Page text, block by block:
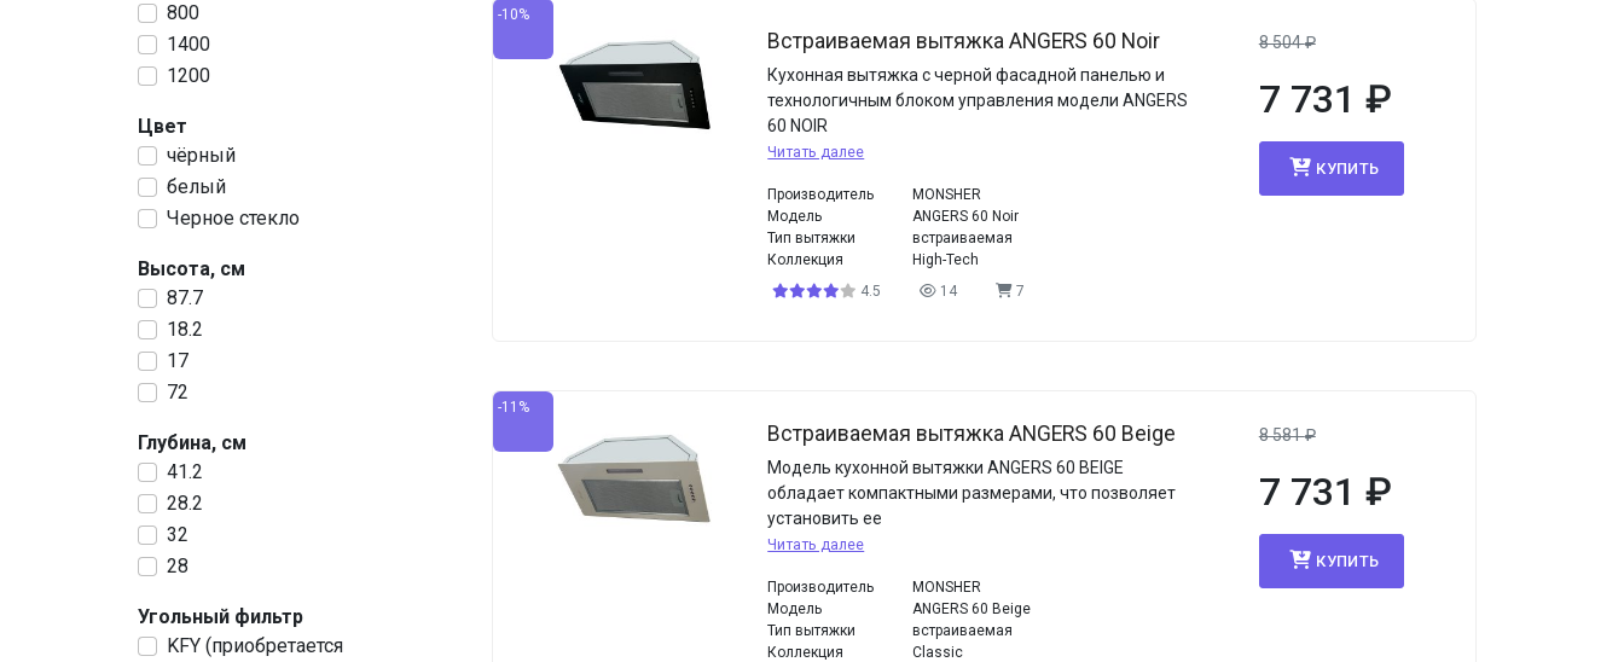
800
1400
1200
Цвет
чёрный
белый
Черное стекло
Высота, см
87.7
18.2
17
72
Глубина, см
41.2
28.2
32
28
Угольный фильтр
KFY (приобретается
-10%
Встраиваемая вытяжка ANGERS 60 Noir
Кухонная вытяжка с черной фасадной панелью и
технологичным блоком управления модели ANGERS
60 NOIR
Читать далее
Производитель
MONSHER
Модель
ANGERS 60 Noir
Тип вытяжки
встраиваемая
Коллекция
High-Tech
4.5
14 7
8 504₽
7 731 ₽
КУПИТЬ
-11%
Встраиваемая вытяжка ANGERS 60 Beige
Модель кухонной вытяжки ANGERS 60 BEIGE
обладает компактными размерами, что позволяет
установить ее
Читать далее
Производитель
MONSHER
Модель
ANGERS 60 Beige
Тип вытяжки
встраиваемая
Коллекция
Classic
8 581₽
7 731 ₽
КУПИТЬ